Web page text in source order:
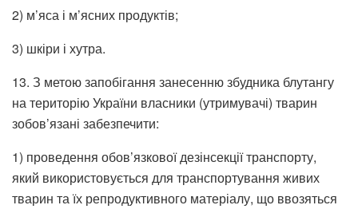
2) м’яса і м’ясних продуктів;
3) шкіри і хутра.
13. З метою запобігання занесенню збудника блутангу
на територію України власники (утримувачі) тварин
зобов’язані забезпечити:
1) проведення обов’язкової дезінсекції транспорту,
який використовується для транспортування живих
тварин та їх репродуктивного матеріалу, що ввозяться